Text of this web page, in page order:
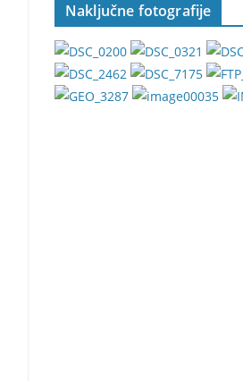
Naključne fotografije